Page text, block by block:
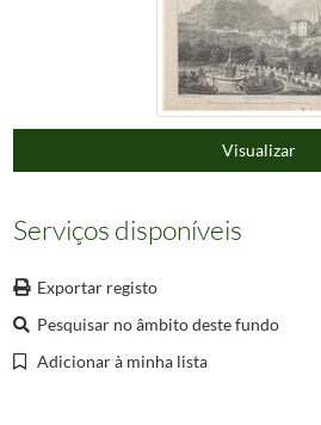
Bernard Lindman
1834/1834
[Busto de um homem]1834/1834
[Busto de um homem]1834/1834
Informação não disponível
Visualizar
Serviços disponíveis
Exportar registo
Pesquisar no âmbito deste fundo
Adicionar à minha lista